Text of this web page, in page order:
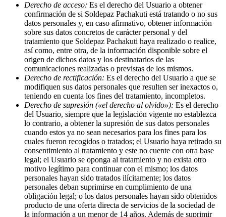
Derecho de acceso: Es el derecho del Usuario a obtener
confirmación de si Soldepaz Pachakuti está tratando o no sus
datos personales y, en caso afirmativo, obtener información
sobre sus datos concretos de carácter personal y del
tratamiento que Soldepaz Pachakuti haya realizado o realice,
así como, entre otra, de la información disponible sobre el
origen de dichos datos y los destinatarios de las
comunicaciones realizadas o previstas de los mismos.
Derecho de rectificación: Es el derecho del Usuario a que se
modifiquen sus datos personales que resulten ser inexactos o,
teniendo en cuenta los fines del tratamiento, incompletos.
Derecho de supresión («el derecho al olvido»): Es el derecho
del Usuario, siempre que la legislación vigente no establezca
lo contrario, a obtener la supresión de sus datos personales
cuando estos ya no sean necesarios para los fines para los
cuales fueron recogidos o tratados; el Usuario haya retirado su
consentimiento al tratamiento y este no cuente con otra base
legal; el Usuario se oponga al tratamiento y no exista otro
motivo legítimo para continuar con el mismo; los datos
personales hayan sido tratados ilícitamente; los datos
personales deban suprimirse en cumplimiento de una
obligación legal; o los datos personales hayan sido obtenidos
producto de una oferta directa de servicios de la sociedad de
la información a un menor de 14 años. Además de suprimir